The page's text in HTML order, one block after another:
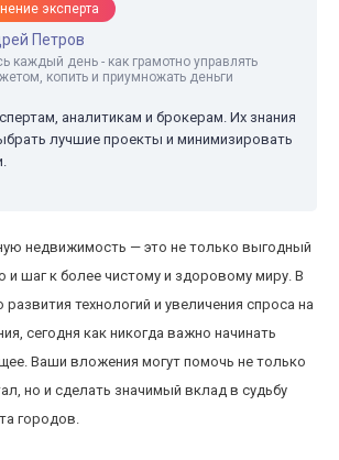
эксперта
Петров
каждый день - как грамотно управлять
копить и приумножать деньги
аналитикам и брокерам. Их знания
лучшие проекты и минимизировать
недвижимость — это не только выгодный
и шаг к более чистому и здоровому миру. В
развития технологий и увеличения спроса на
сегодня как никогда важно начинать
Ваши вложения могут помочь не только
но и сделать значимый вклад в судьбу
городов.